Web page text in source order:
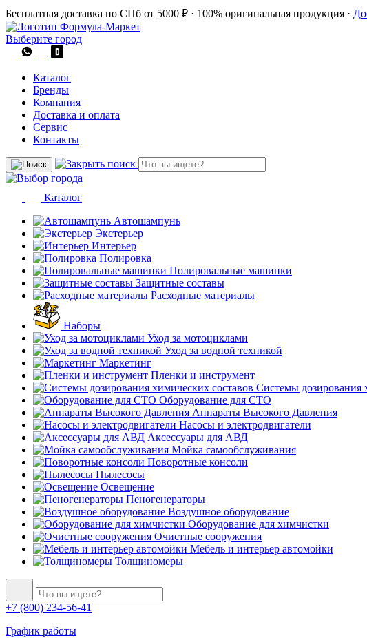
Бесплатная доставка по СПб от 5000 ₽ · 100% оригинальная продукция ·
Выберите город
Каталог
Бренды
Компания
Доставка и оплата
Сервис
Контакты
Каталог
Автошампунь
Экстерьер
Интерьер
Полировка
Полировальные машинки
Защитные составы
Расходные материалы
Наборы
Уход за мотоциклами
Уход за водной техникой
Маркетинг
Пленки и инструмент
Системы дозирования
Оборудование для СТО
Аппараты Высокого Давления
Насосы и электродвигатели
Аксессуары для АВД
Мойка самообслуживания
Поворотные консоли
Пылесосы
Освещение
Пеногенераторы
Воздушное оборудование
Оборудование для химчистки
Очистные сооружения
Мебель и интерьер автомойки
Толщиномеры
+7 (800) 234-56-41
График работы